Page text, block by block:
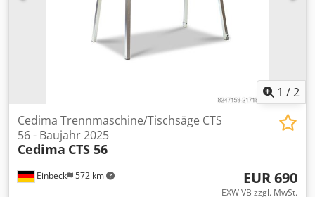
1 /2
Einbeck 572 km
Cedima Trennmaschine/Tischsäge CTS
56 - Baujahr 2025
Cedima CTS 56
EUR 690
EXW VB zzgl. MwSt.